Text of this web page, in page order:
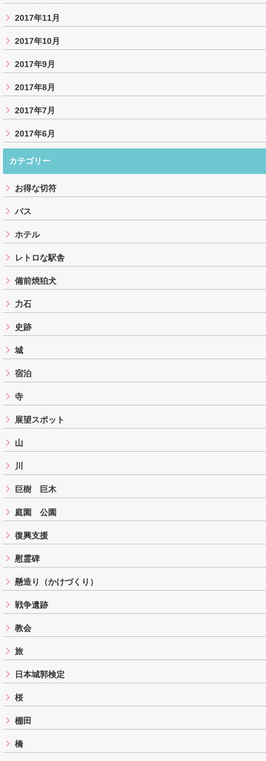
2017年11月
2017年10月
2017年9月
2017年8月
2017年7月
2017年6月
カテゴリー
お得な切符
バス
ホテル
レトロな駅舎
備前焼狛犬
力石
史跡
城
宿泊
寺
展望スポット
山
川
巨樹 巨木
庭園 公園
復興支援
慰霊碑
懸造り（かけづくり）
戦争遺跡
教会
旅
日本城郭検定
桜
棚田
橋